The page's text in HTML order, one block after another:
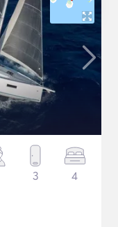
3 4